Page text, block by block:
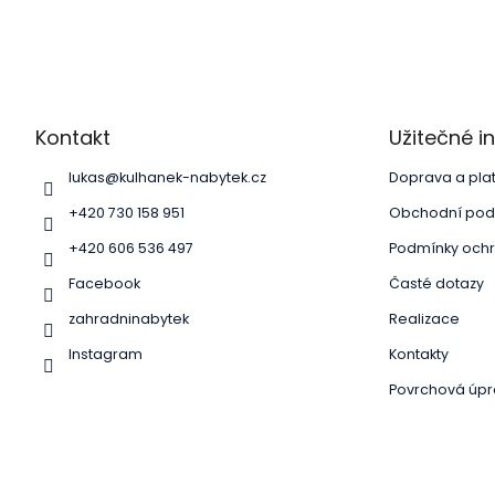
Kontakt
lukas@kulhanek-nabytek.cz
+420 730 158 951
+420 606 536 497
Facebook
zahradninabytek
Instagram
Užitečné
Doprava a
Obchodní
Podmínky
Časté dotazy
Realizace
Kontakty
Povrchová